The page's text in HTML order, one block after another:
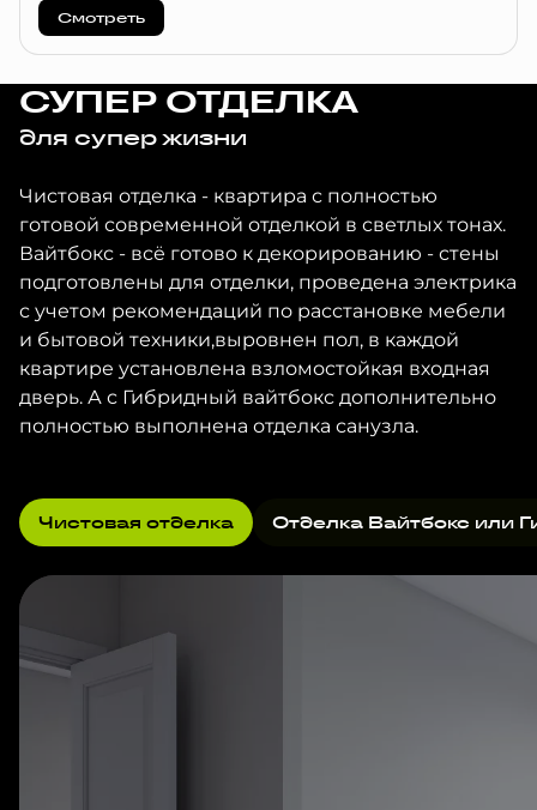
Смотреть
СУПЕР ОТДЕЛКА
для супер жизни
Чистовая отделка - квартира с полностью
готовой современной отделкой в светлых тонах.
Вайтбокс - всё готово к декорированию - стены
подготовлены для отделки, проведена электрика
с учетом рекомендаций по расстановке мебели
и бытовой техники,выровнен пол, в каждой
квартире установлена взломостойкая входная
дверь. А с Гибридный вайтбокс дополнительно
полностью выполнена отделка санузла.
Чистовая отделка Отделка Вайтбокс или